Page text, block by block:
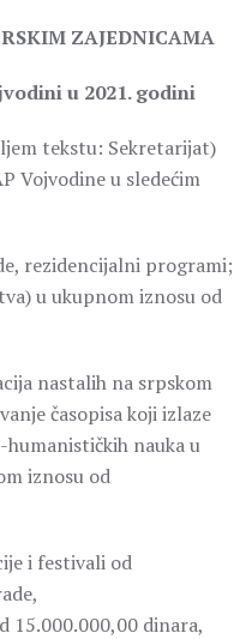
ZAJEDNICAMA
u 2021. godini
tekstu: Sekretarijat)
Vojvodine u sledećim
rezidencijalni programi;
u ukupnom iznosu od
nastalih na srpskom
časopisa koji izlaze
nauka u
iznosu od
i festivali od
15.000.000,00 dinara,